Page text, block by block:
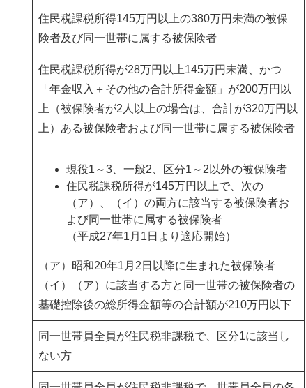
住民税課税所得145万円以上の380万円未満の被保
険者及び同一世帯に属する被保険者
住民税課税所得が28万円以上145万円未満、かつ
「年金収入＋その他の合計所得金額」が200万円以
上（被保険者が2人以上の場合は、合計が320万円以
上）ある被保険者および同一世帯に属する被保険者
現役1～3、一般2、区分1～2以外の被保険者
住民税課税所得が145万円以上で、次の
（ア）、（イ）の両方に該当する被保険者お
よび同一世帯に属する被保険者
（平成27年1月1日より適応開始）
（ア）昭和20年1月2日以降に生まれた被保険者
（イ）（ア）に該当する方と同一世帯の被保険者の
基礎控除後の総所得金額等の合計額が210万円以下
同一世帯員全員が住民税非課税で、区分1に該当し
ない方